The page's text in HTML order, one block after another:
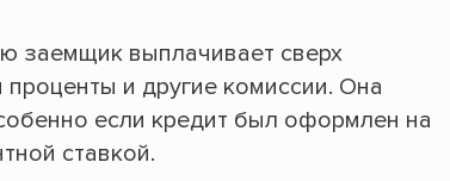
заемщик выплачивает сверх
и другие комиссии. Она
если кредит был оформлен на
ставкой.